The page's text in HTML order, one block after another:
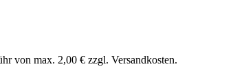
von max. 2,00 € zzgl. Versandkosten.